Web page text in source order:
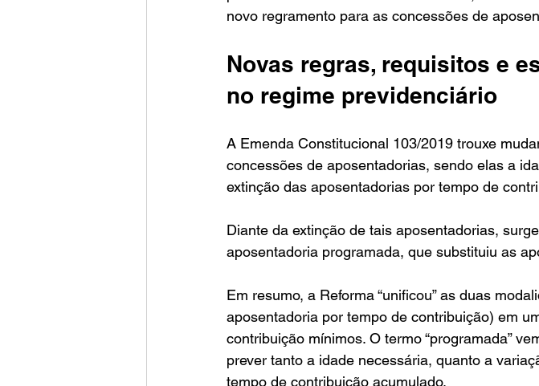
novo regramento para as concessões de
Novas regras, requisitos e
no regime previdenciário
A Emenda Constitucional 103/2019 trouxe
concessões de aposentadorias, sendo elas a
extinção das aposentadorias por tempo de
Diante da extinção de tais aposentadorias,
aposentadoria programada, que substituiu as
Em resumo, a Reforma “unificou” as duas
aposentadoria por tempo de contribuição) em
contribuição mínimos. O termo “programada”
prever tanto a idade necessária, quanto a
tempo de contribuição acumulado.